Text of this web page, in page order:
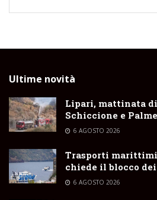
Ultime novità
Lipari, mattinata
Schiccione e
6 AGOSTO 2026
Trasporti
chiede il blocco
6 AGOSTO 2026